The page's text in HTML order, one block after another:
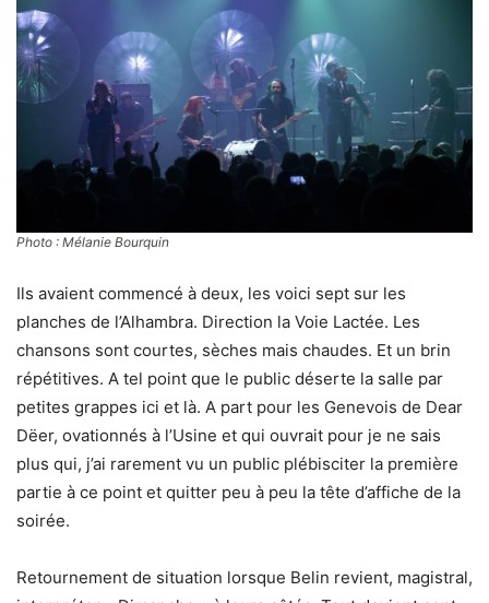
Photo : Mélanie Bourquin
Ils avaient commencé à deux, les voici sept sur les
planches de l’Alhambra. Direction la Voie Lactée. Les
chansons sont courtes, sèches mais chaudes. Et un brin
répétitives. A tel point que le public déserte la salle par
petites grappes ici et là. A part pour les Genevois de Dear
Dëer, ovationnés à l’Usine et qui ouvrait pour je ne sais
plus qui, j’ai rarement vu un public plébisciter la première
partie à ce point et quitter peu à peu la tête d’affiche de la
soirée.
Retournement de situation lorsque Belin revient, magistral,